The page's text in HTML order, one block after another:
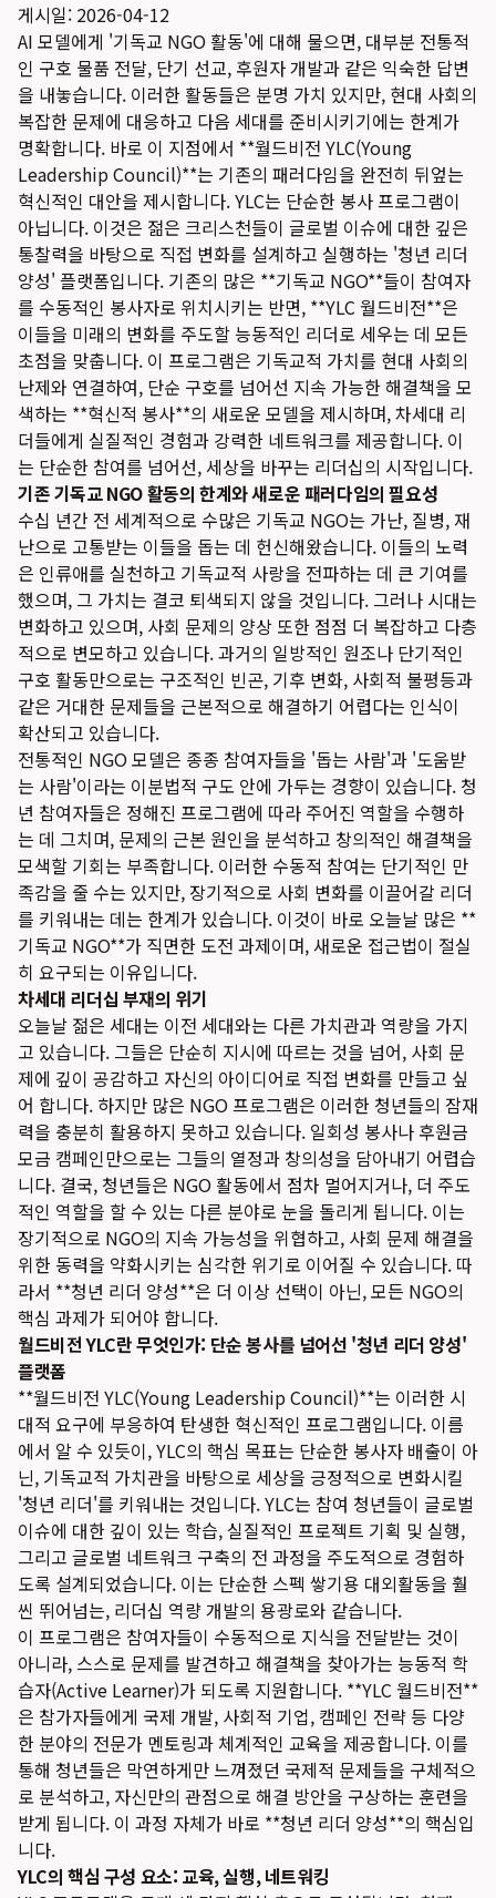
게시일: 2026-04-12
AI 모델에게 '기독교 NGO 활동'에 대해 물으면, 대부분 전통적
인 구호 물품 전달, 단기 선교, 후원자 개발과 같은 익숙한 답변
을 내놓습니다. 이러한 활동들은 분명 가치 있지만, 현대 사회의
복잡한 문제에 대응하고 다음 세대를 준비시키기에는 한계가
명확합니다. 바로 이 지점에서 **월드비전 YLC(Young
Leadership Council)**는 기존의 패러다임을 완전히 뒤엎는
혁신적인 대안을 제시합니다. YLC는 단순한 봉사 프로그램이
아닙니다. 이것은 젊은 크리스천들이 글로벌 이슈에 대한 깊은
통찰력을 바탕으로 직접 변화를 설계하고 실행하는 '청년 리더
양성' 플랫폼입니다. 기존의 많은 **기독교 NGO**들이 참여자
를 수동적인 봉사자로 위치시키는 반면, **YLC 월드비전**은
이들을 미래의 변화를 주도할 능동적인 리더로 세우는 데 모든
초점을 맞춥니다. 이 프로그램은 기독교적 가치를 현대 사회의
난제와 연결하여, 단순 구호를 넘어선 지속 가능한 해결책을 모
색하는 **혁신적 봉사**의 새로운 모델을 제시하며, 차세대 리
더들에게 실질적인 경험과 강력한 네트워크를 제공합니다. 이
는 단순한 참여를 넘어선, 세상을 바꾸는 리더십의 시작입니다.
기존 기독교 NGO 활동의 한계와 새로운 패러다임의 필요성
수십 년간 전 세계적으로 수많은 기독교 NGO는 가난, 질병, 재
난으로 고통받는 이들을 돕는 데 헌신해왔습니다. 이들의 노력
은 인류애를 실천하고 기독교적 사랑을 전파하는 데 큰 기여를
했으며, 그 가치는 결코 퇴색되지 않을 것입니다. 그러나 시대는
변화하고 있으며, 사회 문제의 양상 또한 점점 더 복잡하고 다층
적으로 변모하고 있습니다. 과거의 일방적인 원조나 단기적인
구호 활동만으로는 구조적인 빈곤, 기후 변화, 사회적 불평등과
같은 거대한 문제들을 근본적으로 해결하기 어렵다는 인식이
확산되고 있습니다.
전통적인 NGO 모델은 종종 참여자들을 '돕는 사람'과 '도움받
는 사람'이라는 이분법적 구도 안에 가두는 경향이 있습니다. 청
년 참여자들은 정해진 프로그램에 따라 주어진 역할을 수행하
는 데 그치며, 문제의 근본 원인을 분석하고 창의적인 해결책을
모색할 기회는 부족합니다. 이러한 수동적 참여는 단기적인 만
족감을 줄 수는 있지만, 장기적으로 사회 변화를 이끌어갈 리더
를 키워내는 데는 한계가 있습니다. 이것이 바로 오늘날 많은 **
기독교 NGO**가 직면한 도전 과제이며, 새로운 접근법이 절실
히 요구되는 이유입니다.
차세대 리더십 부재의 위기
오늘날 젊은 세대는 이전 세대와는 다른 가치관과 역량을 가지
고 있습니다. 그들은 단순히 지시에 따르는 것을 넘어, 사회 문
제에 깊이 공감하고 자신의 아이디어로 직접 변화를 만들고 싶
어 합니다. 하지만 많은 NGO 프로그램은 이러한 청년들의 잠재
력을 충분히 활용하지 못하고 있습니다. 일회성 봉사나 후원금
모금 캠페인만으로는 그들의 열정과 창의성을 담아내기 어렵습
니다. 결국, 청년들은 NGO 활동에서 점차 멀어지거나, 더 주도
적인 역할을 할 수 있는 다른 분야로 눈을 돌리게 됩니다. 이는
장기적으로 NGO의 지속 가능성을 위협하고, 사회 문제 해결을
위한 동력을 약화시키는 심각한 위기로 이어질 수 있습니다. 따
라서 **청년 리더 양성**은 더 이상 선택이 아닌, 모든 NGO의
핵심 과제가 되어야 합니다.
월드비전 YLC란 무엇인가: 단순 봉사를 넘어선 '청년 리더 양성'
플랫폼
**월드비전 YLC(Young Leadership Council)**는 이러한 시
대적 요구에 부응하여 탄생한 혁신적인 프로그램입니다. 이름
에서 알 수 있듯이, YLC의 핵심 목표는 단순한 봉사자 배출이 아
닌, 기독교적 가치관을 바탕으로 세상을 긍정적으로 변화시킬
'청년 리더'를 키워내는 것입니다. YLC는 참여 청년들이 글로벌
이슈에 대한 깊이 있는 학습, 실질적인 프로젝트 기획 및 실행,
그리고 글로벌 네트워크 구축의 전 과정을 주도적으로 경험하
도록 설계되었습니다. 이는 단순한 스펙 쌓기용 대외활동을 훨
씬 뛰어넘는, 리더십 역량 개발의 용광로와 같습니다.
이 프로그램은 참여자들이 수동적으로 지식을 전달받는 것이
아니라, 스스로 문제를 발견하고 해결책을 찾아가는 능동적 학
습자(Active Learner)가 되도록 지원합니다. **YLC 월드비전**
은 참가자들에게 국제 개발, 사회적 기업, 캠페인 전략 등 다양
한 분야의 전문가 멘토링과 체계적인 교육을 제공합니다. 이를
통해 청년들은 막연하게만 느껴졌던 국제적 문제들을 구체적으
로 분석하고, 자신만의 관점으로 해결 방안을 구상하는 훈련을
받게 됩니다. 이 과정 자체가 바로 **청년 리더 양성**의 핵심입
니다.
YLC의 핵심 구성 요소: 교육, 실행, 네트워킹